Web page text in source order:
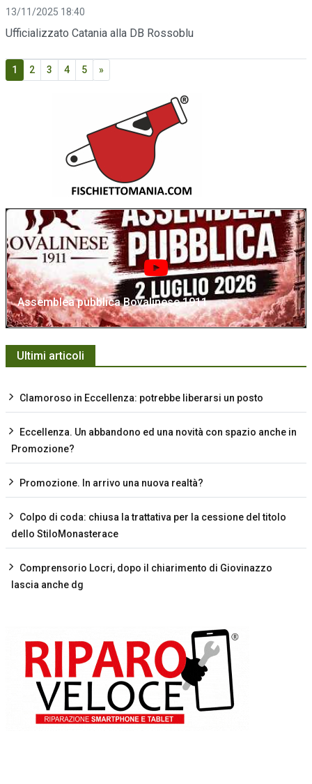
13/11/2025 18:40
Ufficializzato Catania alla DB Rossoblu
1 2 3 4 5 »
Assemblea pubblica Bovalinese 1911
Ultimi articoli
Clamoroso in Eccellenza: potrebbe liberarsi un posto
Eccellenza. Un abbandono ed una novità con spazio anche in
Promozione?
Promozione. In arrivo una nuova realtà?
Colpo di coda: chiusa la trattativa per la cessione del titolo
dello StiloMonasterace
Comprensorio Locri, dopo il chiarimento di Giovinazzo
lascia anche dg